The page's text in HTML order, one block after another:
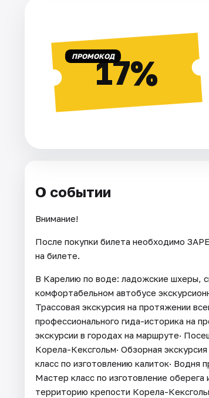
ПРОМОКОД17%
О событии
Внимание!
После покупки билета необходимо
на билете.
В Карелию по воде: ладожские шхеры,
комфортабельном автобусе
Трассовая экскурсия на протяжении
профессионального гида-историка на
экскурсии в городах на маршруте·
Корела-Кексгольм· Обзорная
класс по изготовлению калиток· Водня
Мастер класс по изготовление
территорию крепости Корела-